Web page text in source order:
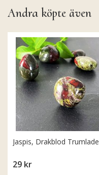
Andra köpte även
Jaspis, Drakblod Trumlade
29 kr